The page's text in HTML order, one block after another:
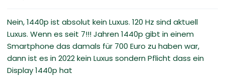
Nein, 1440p ist absolut kein Luxus. 120 Hz sind aktuell
Luxus. Wenn es seit 7!!! Jahren 1440p gibt in einem
Smartphone das damals für 700 Euro zu haben war,
dann ist es in 2022 kein Luxus sondern Pflicht dass ein
Display 1440p hat